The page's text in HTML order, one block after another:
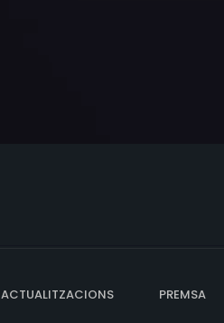
ACTUALITZACIONS PREMSA